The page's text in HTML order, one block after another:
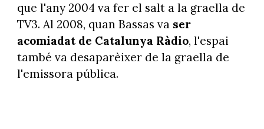
que l'any 2004 va fer el salt a la graella de
TV3. Al 2008, quan Bassas va ser
acomiadat de Catalunya Ràdio, l'espai
també va desaparèixer de la graella de
l'emissora pública.